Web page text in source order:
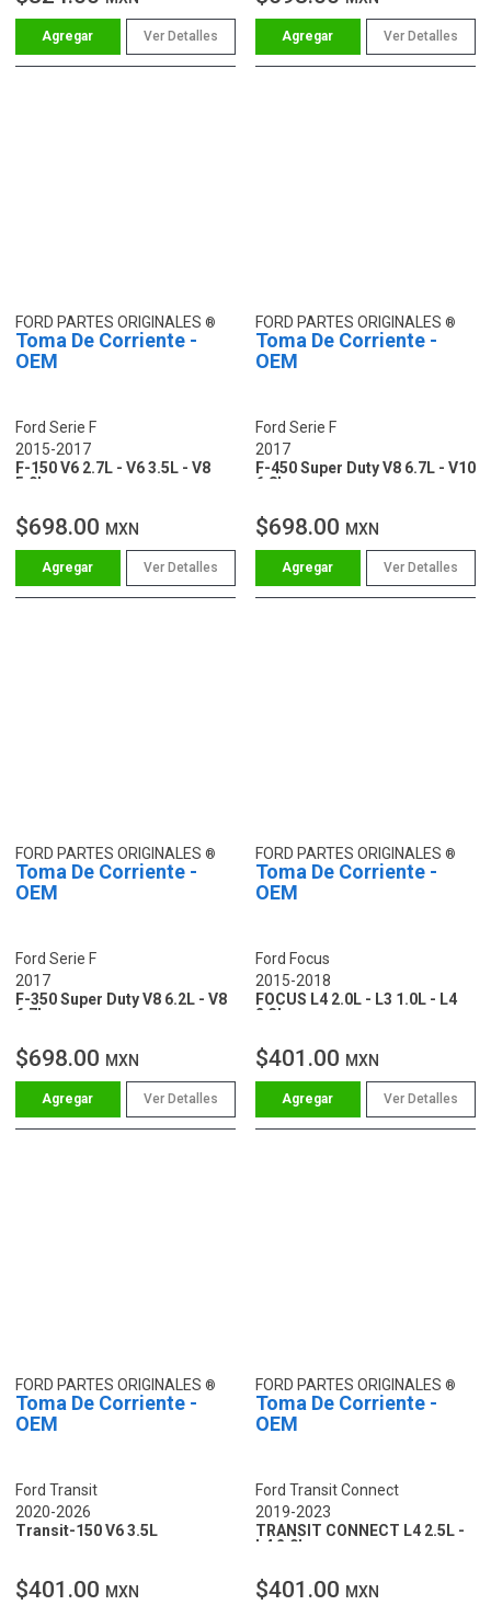
Ver Detalles Ver Detalles
FORD PARTES ORIGINALES
Toma De Corriente -
OEM
Ford Serie F
2015-2017
F-150 V6 2.7L - V6 3.5L - V8
5.0L
$698.00 MXN
Ver Detalles
FORD PARTES ORIGINALES
Toma De Corriente -
OEM
Ford Serie F
2017
F-450 Super Duty V8 6.7L - V10
6.8L
$698.00 MXN
Ver Detalles
FORD PARTES ORIGINALES
Toma De Corriente -
OEM
Ford Serie F
2017
F-350 Super Duty V8 6.2L - V8
6.7L
$698.00 MXN
Ver Detalles
FORD PARTES ORIGINALES
Toma De Corriente -
OEM
Ford Focus
2015-2018
FOCUS L4 2.0L - L3 1.0L - L4
2.3L
$401.00 MXN
Ver Detalles
FORD PARTES ORIGINALES
Toma De Corriente -
OEM
Ford Transit
2020-2026
Transit-150 V6 3.5L
$401.00 MXN
FORD PARTES ORIGINALES
Toma De Corriente -
OEM
Ford Transit Connect
2019-2023
TRANSIT CONNECT L4 2.5L -
L4 2.0L
$401.00 MXN